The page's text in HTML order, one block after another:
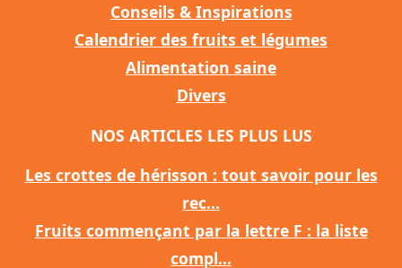
Conseils & Inspirations
Calendrier des fruits et légumes
Alimentation saine
Divers
NOS ARTICLES LES PLUS LUS
Les crottes de hérisson : tout savoir pour les
rec...
Fruits commençant par la lettre F : la liste
compl...